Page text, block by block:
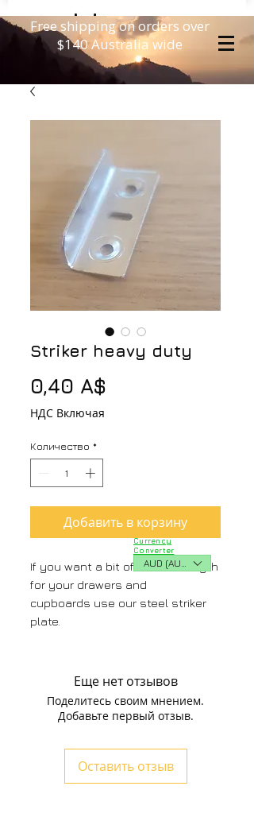
Free shipping on orders over
$140 Australia wide
Striker heavy duty
0,40 A$
НДС Включая
Количество *
Добавить в корзину
If you want a bit of extra strength
for your drawers and
cupboards use our steel striker
plate.
Еще нет отзывов
Поделитесь своим мнением.
Добавьте первый отзыв.
Оставить отзыв
Currency
Converter
AUD (AU$)